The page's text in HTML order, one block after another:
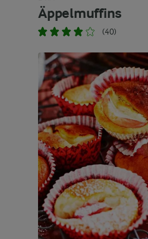
Äppelmuffins
(40)